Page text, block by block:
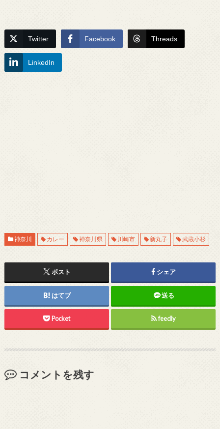
Twitter Facebook Threads
LinkedIn
神奈川 カレー 神奈川県 川崎市 新丸子 武蔵小杉
ポスト シェア
はてブ 送る
Pocket feedly
コメントを残す